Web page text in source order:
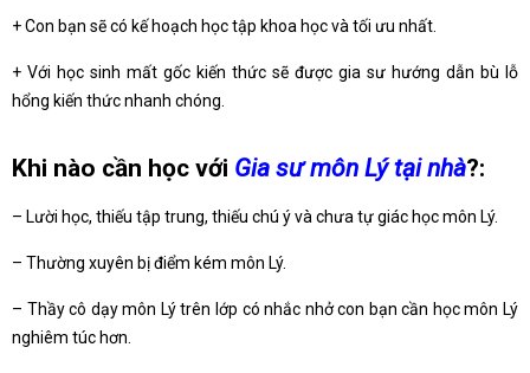
+ Con bạn sẽ có kế hoạch học tập khoa học và tối ưu nhất.
+ Với học sinh mất gốc kiến thức sẽ được gia sư hướng dẫn bù lỗ
hổng kiến thức nhanh chóng.
Khi nào cần học với Gia sư môn Lý tại nhà?:
– Lười học, thiếu tập trung, thiếu chú ý và chưa tự giác học môn Lý.
– Thường xuyên bị điểm kém môn Lý.
– Thầy cô dạy môn Lý trên lớp có nhắc nhở con bạn cần học môn Lý
nghiêm túc hơn.